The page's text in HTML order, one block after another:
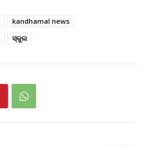
kandhamal news
ସ୍କୁଲ